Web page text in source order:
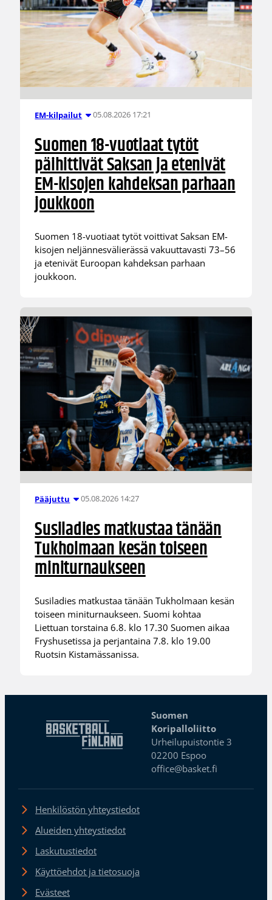
EM-kilpailut 05.08.2026 17:21
Suomen 18-vuotiaat tytöt
päihittivät Saksan ja etenivät
EM-kisojen kahdeksan parhaan
joukkoon
Suomen 18-vuotiaat tytöt voittivat Saksan EM-
kisojen neljännesvälierässä vakuuttavasti 73–56
ja etenivät Euroopan kahdeksan parhaan
joukkoon.
Pääjuttu 05.08.2026 14:27
Susiladies matkustaa tänään
Tukholmaan kesän toiseen
miniturnaukseen
Susiladies matkustaa tänään Tukholmaan kesän
toiseen miniturnaukseen. Suomi kohtaa
Liettuan torstaina 6.8. klo 17.30 Suomen aikaa
Fryshusetissa ja perjantaina 7.8. klo 19.00
Ruotsin Kistamässanissa.
Suomen
Koripalloliitto
Urheilupuistontie 3
02200 Espoo
office@basket.fi
Henkilöstön yhteystiedot
Alueiden yhteystiedot
Laskutustiedot
Käyttöehdot ja tietosuoja
Evästeet